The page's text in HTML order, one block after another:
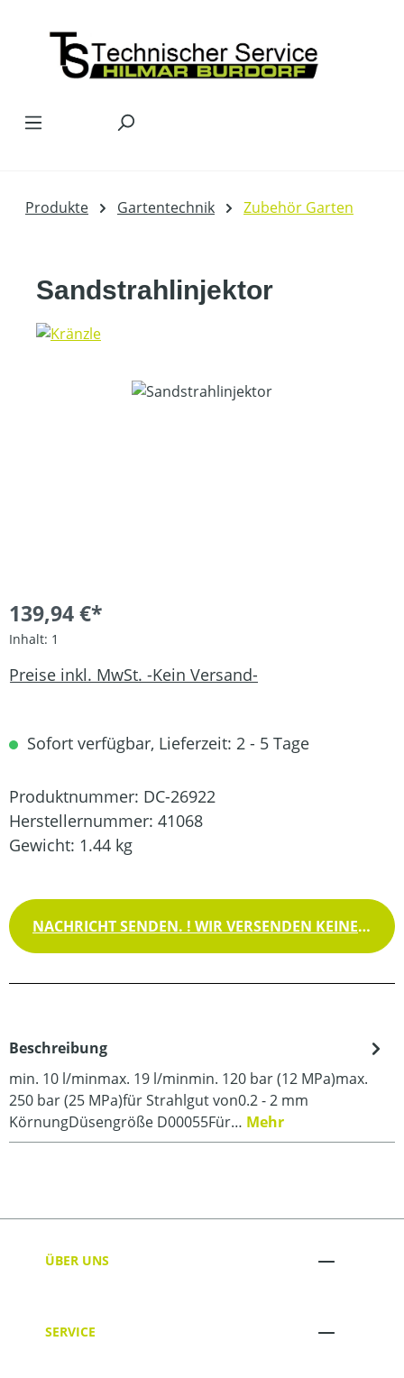
Produkte Gartentechnik Zubehör Garten
Sandstrahlinjektor
Bildergalerie überspringen
139,94 €*
Inhalt: 1
Preise inkl. MwSt. -Kein Versand-
Sofort verfügbar, Lieferzeit: 2 - 5 Tage
Produktnummer: DC-26922
Herstellernummer: 41068
Gewicht: 1.44 kg
NACHRICHT SENDEN. ! WIR VERSENDEN KEINE WAREN !
Beschreibung
min. 10 l/minmax. 19 l/minmin. 120 bar (12 MPa)max.
250 bar (25 MPa)für Strahlgut von0.2 - 2 mm
KörnungDüsengröße D00055Für… Mehr
ÜBER UNS
SERVICE